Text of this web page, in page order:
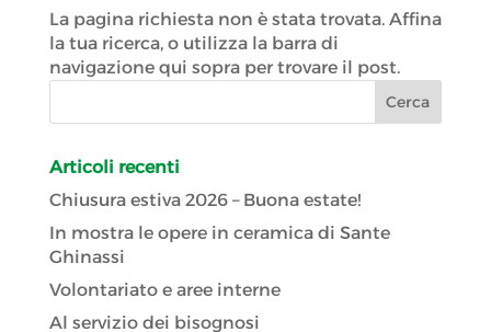
La pagina richiesta non è stata trovata. Affina
la tua ricerca, o utilizza la barra di
navigazione qui sopra per trovare il post.
Articoli recenti
Chiusura estiva 2026 – Buona estate!
In mostra le opere in ceramica di Sante
Ghinassi
Volontariato e aree interne
Al servizio dei bisognosi